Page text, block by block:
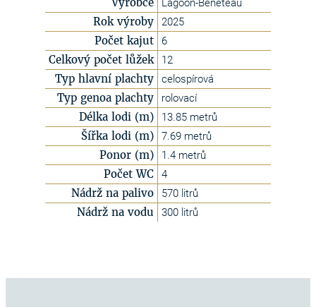
Lagoon-Bénéteau
Rok výroby 2025
Počet kajut 6
Celkový počet lůžek 12
Typ hlavní plachty celospírová
Typ genoa plachty rolovací
Délka lodi (m) 13.85 metrů
Šířka lodi (m) 7.69 metrů
Ponor (m) 1.4 metrů
Počet WC 4
Nádrž na palivo 570 litrů
Nádrž na vodu 300 litrů